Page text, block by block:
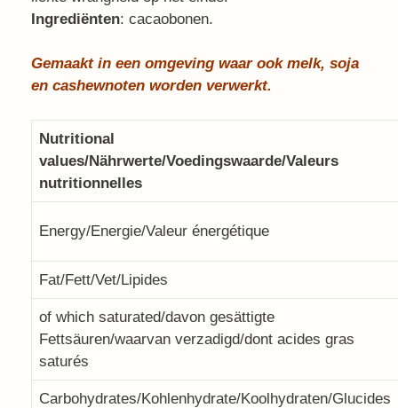
Ingrediënten: cacaobonen.
Gemaakt in een omgeving waar ook melk, soja
en cashewnoten worden verwerkt.
Nutritional
values/Nährwerte/Voedingswaarde/Valeurs
nutritionnelles
Energy/Energie/Valeur énergétique
Fat/Fett/Vet/Lipides
of which saturated/davon gesättigte
Fettsäuren/waarvan verzadigd/dont acides gras
saturés
Carbohydrates/Kohlenhydrate/Koolhydraten/Glucides